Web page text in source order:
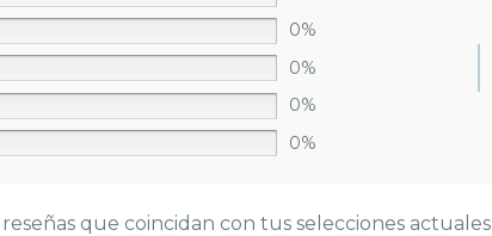
0%
0%
0%
0%
que coincidan con tus selecciones actuales